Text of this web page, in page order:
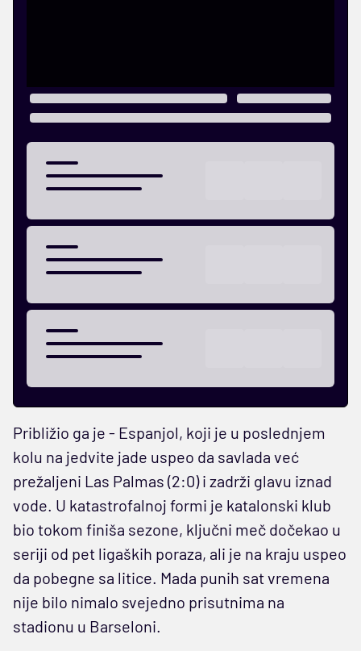
Približio ga je - Espanjol, koji je u poslednjem
kolu na jedvite jade uspeo da savlada već
prežaljeni Las Palmas (2:0) i zadrži glavu iznad
vode. U katastrofalnoj formi je katalonski klub
bio tokom finiša sezone, ključni meč dočekao u
seriji od pet ligaških poraza, ali je na kraju uspeo
da pobegne sa litice. Mada punih sat vremena
nije bilo nimalo svejedno prisutnima na
stadionu u Barseloni.